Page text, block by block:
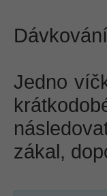
Jedno
zákal,